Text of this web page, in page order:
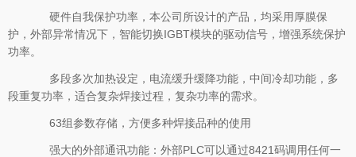
硬件自我保护功率，本公司所设计的产品，均采用厚膜保
护，外部异常情况下，智能切换IGBT模块的驱动信号，增强系统保护
功率。
多段多次加热设定，电流缓升缓降功能，中间冷却功能，多
段重复功率，适合复杂焊接过程，复杂功率的需求。
63组参数存储，方便多种焊接品种的使用
强大的外部通讯功能：外部PLC可以通过8421码调用任何一